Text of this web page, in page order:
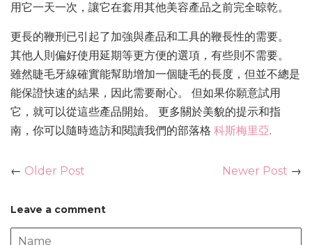
用它一天一次，讓它在套用其他美容產品之前完全晾乾。
更長的鞭刑已引起了加強與產品和工具的鞭長性的需要。
其他人則偏好使用延期等更方便的選項，有些則不需要。
雖然睫毛牙線確實能幫助增加一個睫毛的長度，但並不總是
能保證快速的結果，因此需要耐心。 但如果你願意試用
它，就可以從這些產品開始。 更多關於美貌的提示和指
南，你可以隨時造訪和閱讀我們的部落格 科斯梅里亞.
← Older Post Newer Post →
Leave a comment
Name